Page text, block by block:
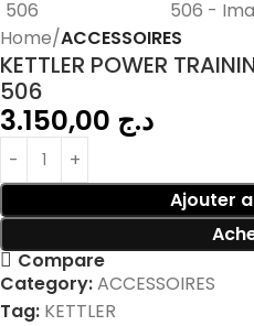
Home ACCESSOIRES
KETTLER POWER
506
د.ج
Ajouter
Compare
Category:ACCESSOIRES
Tag: KETTLER